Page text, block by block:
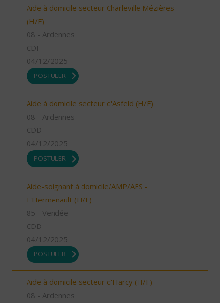
Aide à domicile secteur Charleville Mézières
(H/F)
08 - Ardennes
CDI
04/12/2025
POSTULER
Aide à domicile secteur d'Asfeld (H/F)
08 - Ardennes
CDD
04/12/2025
POSTULER
Aide-soignant à domicile/AMP/AES -
L'Hermenault (H/F)
85 - Vendée
CDD
04/12/2025
POSTULER
Aide à domicile secteur d'Harcy (H/F)
08 - Ardennes